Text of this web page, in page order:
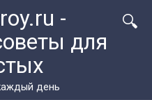
-
для
день